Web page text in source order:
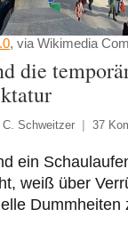
, via Wikimedia
die
C. Schweitzer 37
ein
weiß über
Dummheiten